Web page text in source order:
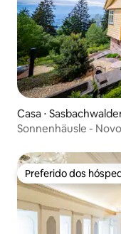
Casa ⋅
Sonnenhäusle -
Preferido dos
Preferido dos